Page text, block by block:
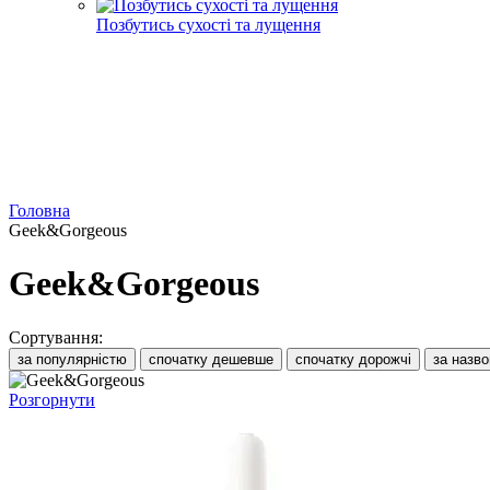
Позбутись сухості та лущення
Головна
Geek&Gorgeous
Geek&Gorgeous
Сортування:
за популярністю спочатку дешевше спочатку дорожчі за
Розгорнути